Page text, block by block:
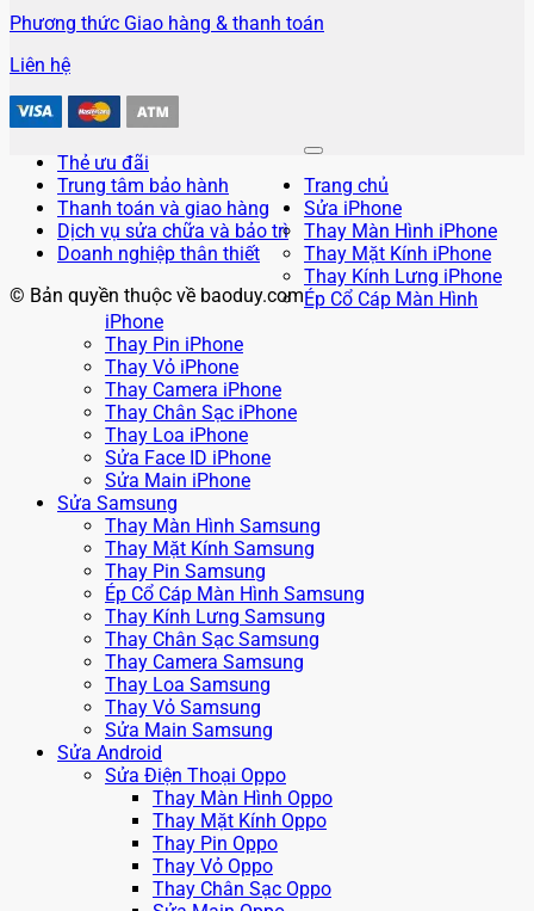
Phương thức Giao hàng & thanh toán
Liên hệ
Thẻ ưu đãi
Trung tâm bảo hành
Thanh toán và giao hàng
Dịch vụ sửa chữa và bảo trì
Doanh nghiệp thân thiết
© Bản quyền thuộc về baoduy.com
Trang chủ
Sửa iPhone
Thay Màn Hình iPhone
Thay Mặt Kính iPhone
Thay Kính Lưng iPhone
Ép Cổ Cáp Màn Hình
iPhone
Thay Pin iPhone
Thay Vỏ iPhone
Thay Camera iPhone
Thay Chân Sạc iPhone
Thay Loa iPhone
Sửa Face ID iPhone
Sửa Main iPhone
Sửa Samsung
Thay Màn Hình Samsung
Thay Mặt Kính Samsung
Thay Pin Samsung
Ép Cổ Cáp Màn Hình Samsung
Thay Kính Lưng Samsung
Thay Chân Sạc Samsung
Thay Camera Samsung
Thay Loa Samsung
Thay Vỏ Samsung
Sửa Main Samsung
Sửa Android
Sửa Điện Thoại Oppo
Thay Màn Hình Oppo
Thay Mặt Kính Oppo
Thay Pin Oppo
Thay Vỏ Oppo
Thay Chân Sạc Oppo